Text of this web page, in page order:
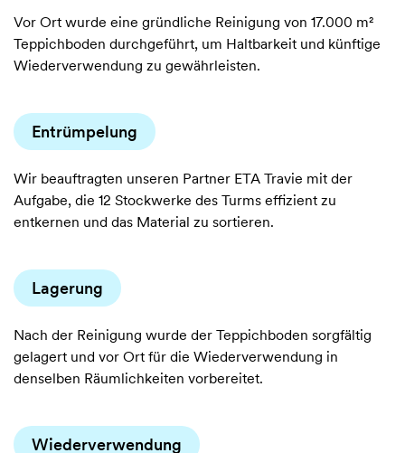
Vor Ort wurde eine gründliche Reinigung von 17.000 m²
Teppichboden durchgeführt, um Haltbarkeit und künftige
Wiederverwendung zu gewährleisten.
Entrümpelung
Wir beauftragten unseren Partner ETA Travie mit der
Aufgabe, die 12 Stockwerke des Turms effizient zu
entkernen und das Material zu sortieren.
Lagerung
Nach der Reinigung wurde der Teppichboden sorgfältig
gelagert und vor Ort für die Wiederverwendung in
denselben Räumlichkeiten vorbereitet.
Wiederverwendung